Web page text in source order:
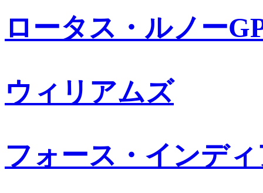
ロータス・ルノー
ウィリアムズ
フォース・インデ